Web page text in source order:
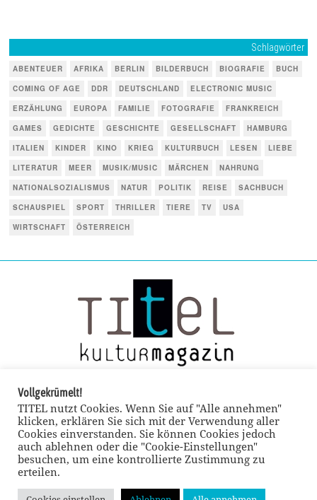
Schlagwörter
ABENTEUER AFRIKA BERLIN BILDERBUCH BIOGRAFIE
BUCH
COMING OF AGE
DDR DEUTSCHLAND
ELECTRONIC MUSIC
ERZÄHLUNG
EUROPA FAMILIE FOTOGRAFIE
FRANKREICH
GAMES
GEDICHTE GESCHICHTE GESELLSCHAFT
HAMBURG
ITALIEN
KINDER KINO KRIEG KULTURBUCH LESEN
LIEBE
LITERATUR
MEER MUSIK/MUSIC MÄRCHEN
NAHRUNG
NATIONALSOZIALISMUS
NATUR POLITIK REISE
SACHBUCH
SCHAUSPIEL
SPORT THRILLER TIERE TV
USA
WIRTSCHAFT
ÖSTERREICH
Vollgekrümelt!
TITEL nutzt Cookies. Wenn Sie auf "Alle annehmen"
klicken, erklären Sie sich mit der Verwendung aller
Cookies einverstanden. Sie können Cookies jedoch
auch ablehnen oder die "Cookie-Einstellungen"
besuchen, um eine kontrollierte Zustimmung zu
erteilen.